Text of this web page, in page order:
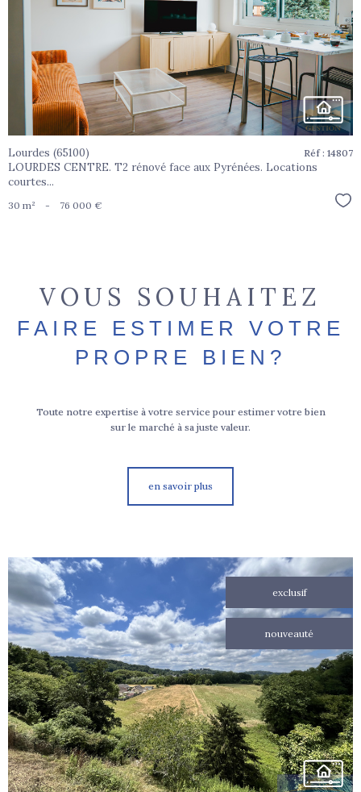
bien
Lourdes (65100)
LOURDES CENTRE. T2 rénové face aux Pyrénées. Locations
courtes...
Réf : 14807
30 m² - 76 000 €
VOUS SOUHAITEZ
FAIRE ESTIMER VOTRE
PROPRE BIEN?
Toute notre expertise à votre service pour estimer votre bien
sur le marché à sa juste valeur.
en savoir plus
exclusif
nouveauté
voir le
bien